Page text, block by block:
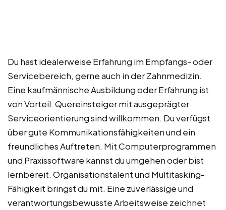
Du hast idealerweise Erfahrung im Empfangs- oder
Servicebereich, gerne auch in der Zahnmedizin.
Eine kaufmännische Ausbildung oder Erfahrung ist
von Vorteil. Quereinsteiger mit ausgeprägter
Serviceorientierung sind willkommen. Du verfügst
über gute Kommunikationsfähigkeiten und ein
freundliches Auftreten. Mit Computerprogrammen
und Praxissoftware kannst du umgehen oder bist
lernbereit. Organisationstalent und Multitasking-
Fähigkeit bringst du mit. Eine zuverlässige und
verantwortungsbewusste Arbeitsweise zeichnet